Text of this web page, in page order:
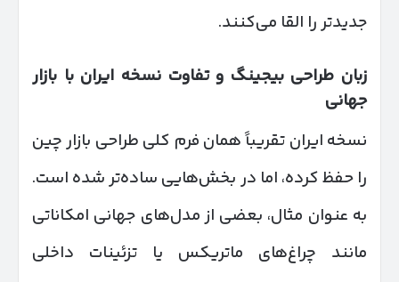
جدیدتر را القا می‌کنند.
زبان طراحی بیجینگ و تفاوت نسخه ایران با بازار
جهانی
نسخه ایران تقریباً همان فرم کلی طراحی بازار چین
را حفظ کرده، اما در بخش‌هایی ساده‌تر شده است.
به عنوان مثال، بعضی از مدل‌های جهانی امکاناتی
مانند چراغ‌های ماتریکس یا تزئینات داخلی